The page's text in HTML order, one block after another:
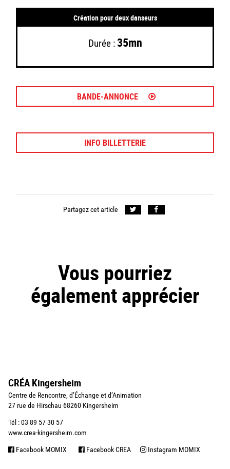
Création pour deux danseurs
Durée :35mn
BANDE-ANNONCE
INFO BILLETTERIE
Partagez cet article
Vous pourriez
également apprécier
CRÉA Kingersheim
Centre de Rencontre, d’Échange et d’Animation
27 rue de Hirschau 68260 Kingersheim
Tél : 03 89 57 30 57
www.crea-kingersheim.com
Facebook MOMIX Facebook CREA Instagram MOMIX